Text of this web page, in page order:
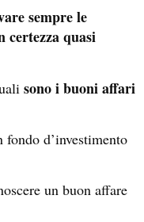
sempre le
certezza quasi
sono i buoni affari
d’investimento
un buon affare